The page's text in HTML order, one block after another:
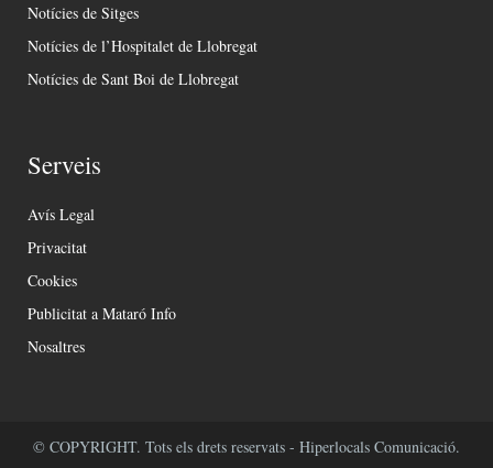
Notícies de Sitges
Notícies de l’Hospitalet de Llobregat
Notícies de Sant Boi de Llobregat
Serveis
Avís Legal
Privacitat
Cookies
Publicitat a Mataró Info
Nosaltres
© COPYRIGHT. Tots els drets reservats - Hiperlocals Comunicació.